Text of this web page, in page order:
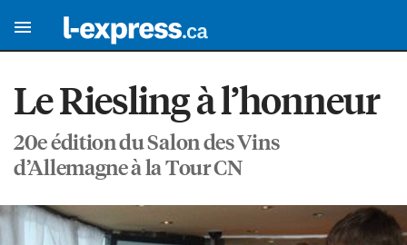
Le Riesling à l’honneur
20e édition du Salon des Vins
d’Allemagne à la Tour CN